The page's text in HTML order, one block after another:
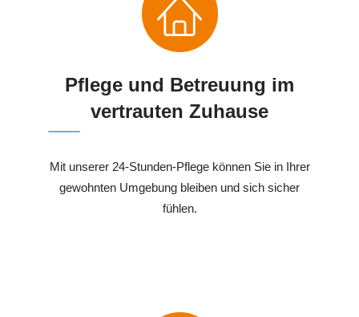
Pflege und Betreuung im
vertrauten Zuhause
Mit unserer 24-Stunden-Pflege können Sie in Ihrer
gewohnten Umgebung bleiben und sich sicher
fühlen.